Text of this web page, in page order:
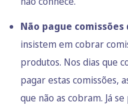
Não pague comissões
insistem em cobrar
produtos. Nos dias que
pagar estas comissões,
que não as cobram. Já